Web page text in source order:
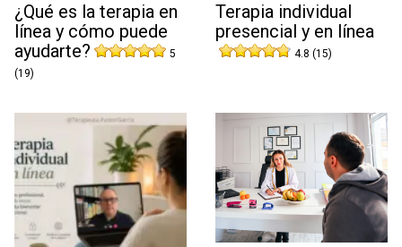
¿Qué es la terapia en
línea y cómo puede
ayudarte?
5
(19)
Terapia individual
presencial y en línea
4.8 (15)